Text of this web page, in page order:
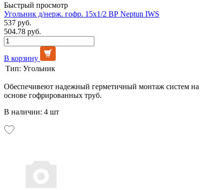
Быстрый просмотр
Угольник д/нерж. гофр. 15х1/2 ВР Neptun IWS
537 руб.
504.78 руб.
В корзину
Тип: Угольник
Обеспечивеют надежный герметичный монтаж систем на
основе гофрированных труб.
В наличии: 4 шт